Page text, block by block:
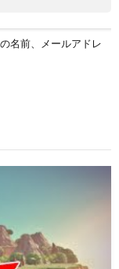
名前、メールアドレ